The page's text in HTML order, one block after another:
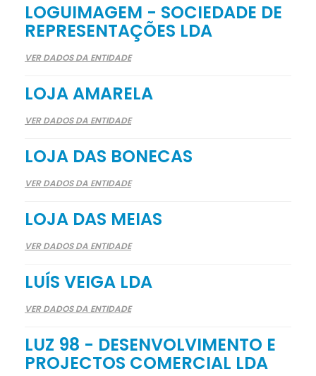
LOGUIMAGEM - SOCIEDADE DE
REPRESENTAÇÕES LDA
VER DADOS DA ENTIDADE
LOJA AMARELA
VER DADOS DA ENTIDADE
LOJA DAS BONECAS
VER DADOS DA ENTIDADE
LOJA DAS MEIAS
VER DADOS DA ENTIDADE
LUÍS VEIGA LDA
VER DADOS DA ENTIDADE
LUZ 98 - DESENVOLVIMENTO E
PROJECTOS COMERCIAL LDA